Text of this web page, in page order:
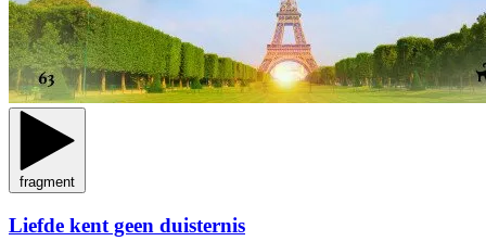
fragment
Liefde kent geen duisternis